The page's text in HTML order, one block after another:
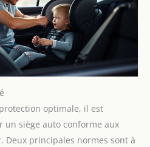
optimale, il est
un siège auto conforme aux
Deux principales normes sont à